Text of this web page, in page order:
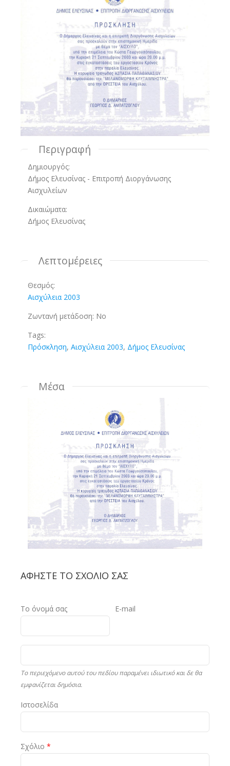
Περιγραφή
Δημιουργός:
Δήμος Ελευσίνας - Επιτροπή Διοργάνωσης
Αισχυλείων
Δικαιώματα:
Δήμος Ελευσίνας
Λεπτομέρειες
Θεσμός:
Αισχύλεια 2003
Ζωντανή μετάδοση: No
Tags:
Πρόσκληση, Αισχύλεια 2003, Δήμος Ελευσίνας
Μέσα
ΑΦΉΣΤΕ ΤΟ ΣΧΌΛΙΟ ΣΑΣ
Το όνομά σας E-mail
Το περιεχόμενο αυτού του πεδίου παραμένει ιδιωτικό και δε θα
εμφανίζεται δημόσια.
Ιστοσελίδα
Σχόλιο *